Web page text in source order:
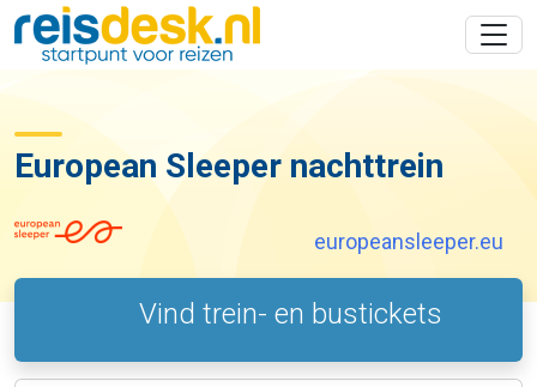
European Sleeper nachttrein
europeansleeper.eu
Vind trein- en bustickets